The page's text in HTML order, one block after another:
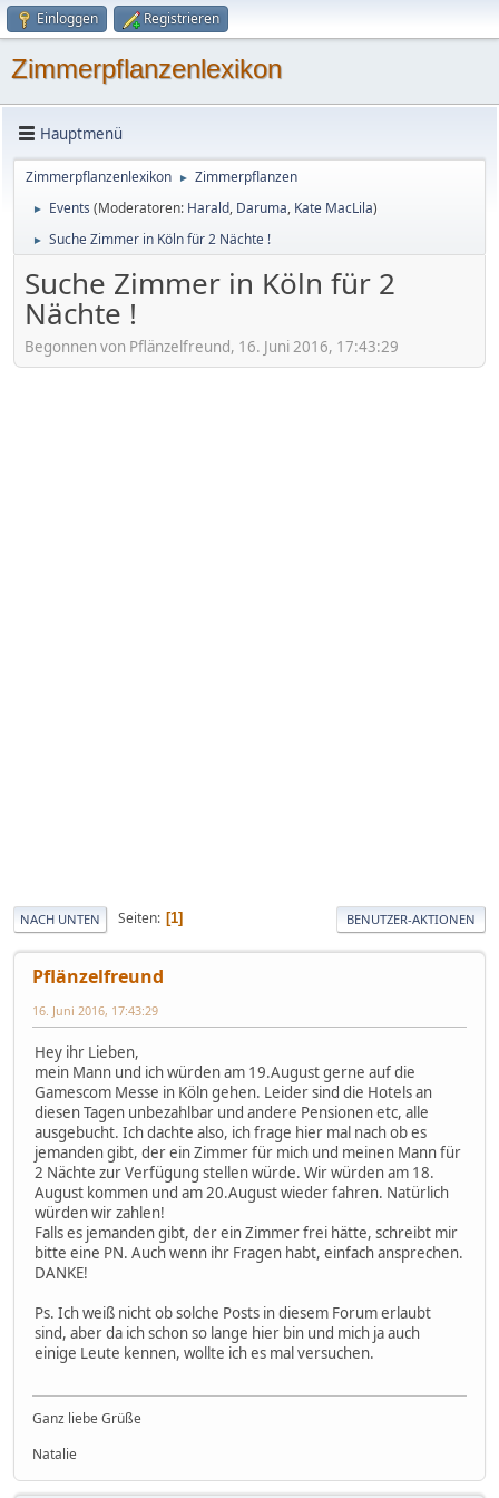
Einloggen Registrieren
Zimmerpflanzenlexikon
Hauptmenü
Zimmerpflanzenlexikon ► Zimmerpflanzen
► Events (Moderatoren: Harald, Daruma, Kate MacLila)
► Suche Zimmer in Köln für 2 Nächte !
Suche Zimmer in Köln für 2
Nächte !
Begonnen von Pflänzelfreund, 16. Juni 2016, 17:43:29
NACH UNTEN Seiten 1 BENUTZER-AKTIONEN
Pflänzelfreund
16. Juni 2016, 17:43:29
Hey ihr Lieben,
mein Mann und ich würden am 19.August gerne auf die
Gamescom Messe in Köln gehen. Leider sind die Hotels an
diesen Tagen unbezahlbar und andere Pensionen etc, alle
ausgebucht. Ich dachte also, ich frage hier mal nach ob es
jemanden gibt, der ein Zimmer für mich und meinen Mann für
2 Nächte zur Verfügung stellen würde. Wir würden am 18.
August kommen und am 20.August wieder fahren. Natürlich
würden wir zahlen!
Falls es jemanden gibt, der ein Zimmer frei hätte, schreibt mir
bitte eine PN. Auch wenn ihr Fragen habt, einfach ansprechen.
DANKE!
Ps. Ich weiß nicht ob solche Posts in diesem Forum erlaubt
sind, aber da ich schon so lange hier bin und mich ja auch
einige Leute kennen, wollte ich es mal versuchen.
Ganz liebe Grüße
Natalie